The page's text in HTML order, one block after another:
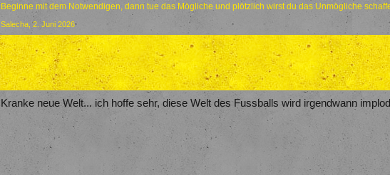
Beginne mit dem Notwendigen, dann tue das Mögliche und plötzlich wirst du das Unmögliche
Salecha 2. Juni 2026
Kranke neue Welt... ich hoffe sehr, diese Welt des Fussballs wird irgendwann